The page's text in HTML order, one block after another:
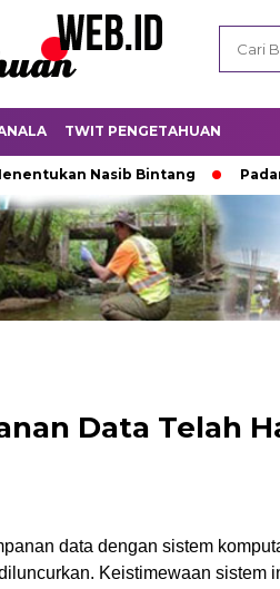
TWIT PENGETAHUAN
Nasib Bintang Padamnya
Data Telah
data dengan sistem
Keistimewaan sistem